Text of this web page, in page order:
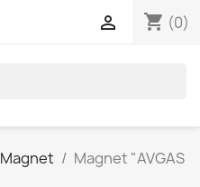
shopping_cart (0)

Magnet
Magnet "AVGAS